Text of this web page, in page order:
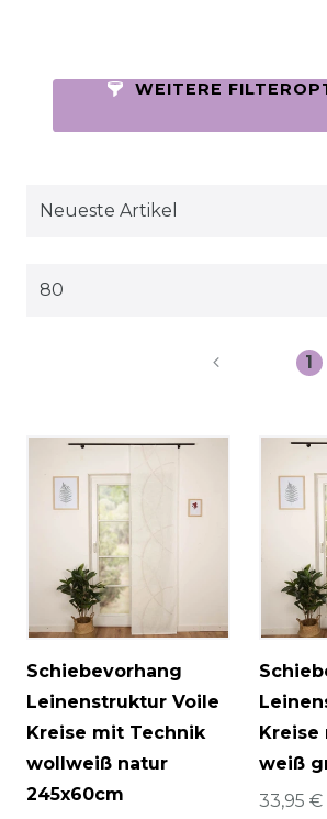
WEITERE
1
Schiebevorhang
Leinenstruktur Voile
Kreise mit Technik
wollweiß natur
245x60cm
Kreise
weiß
33,95 €